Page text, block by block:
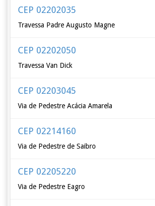
CEP 02202035
Travessa Padre Augusto Magne
CEP 02202050
Travessa Van Dick
CEP 02203045
Via de Pedestre Acácia Amarela
CEP 02214160
Via de Pedestre de Saibro
CEP 02205220
Via de Pedestre Eagro